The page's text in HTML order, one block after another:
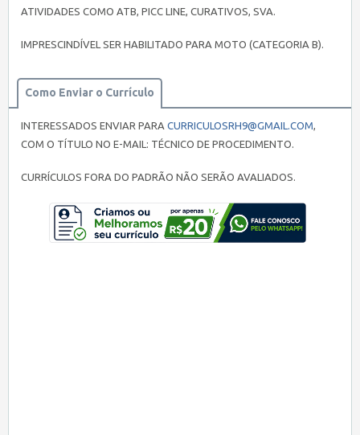
ATIVIDADES COMO ATB, PICC LINE, CURATIVOS, SVA.
IMPRESCINDÍVEL SER HABILITADO PARA MOTO (CATEGORIA B).
Como Enviar o Currículo
INTERESSADOS ENVIAR PARA CURRICULOSRH9@GMAIL.COM,
COM O TÍTULO NO E-MAIL: TÉCNICO DE PROCEDIMENTO.
CURRÍCULOS FORA DO PADRÃO NÃO SERÃO AVALIADOS.